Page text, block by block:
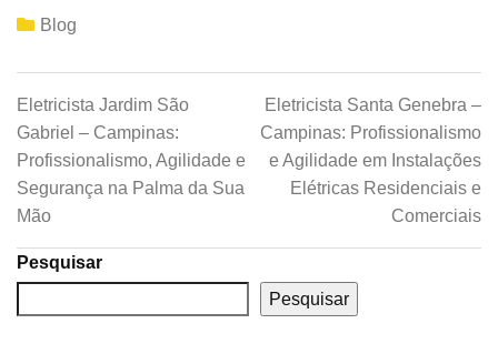
Blog
Eletricista Jardim São
Gabriel – Campinas:
Profissionalismo, Agilidade e
Segurança na Palma da Sua
Mão
Eletricista Santa Genebra –
Campinas: Profissionalismo
e Agilidade em Instalações
Elétricas Residenciais e
Comerciais
Pesquisar
Pesquisar